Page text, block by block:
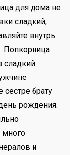
для дома не
сладкий,
внутрь
Попкорница
сладкий
брату
рождения.
много
и